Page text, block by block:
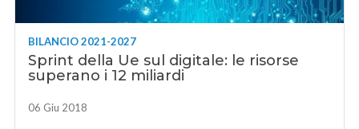
BILANCIO 2021-2027
Sprint della Ue sul digitale: le risorse
superano i 12 miliardi
06 Giu 2018